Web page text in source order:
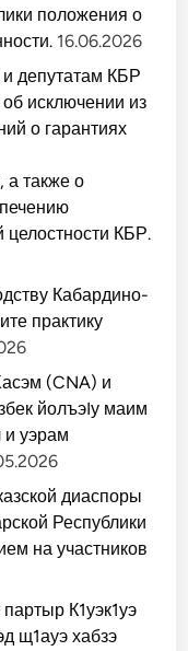
положения о
16.06.2026
и депутатам КБР
исключении из
о гарантиях
а также о
целостности КБР.
Кабардино-
практику
(CNA) и
йолъэIу маим
уэрам
диаспоры
Республики
на участников
К1уэк1уэ
щ1ауэ хабзэ